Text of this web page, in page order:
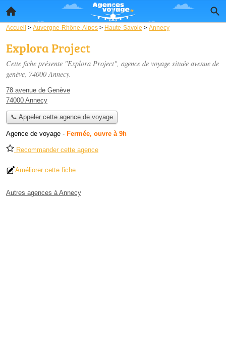
Accueil > Auvergne-Rhône-Alpes > Haute-Savoie > Annecy
Explora Project
Cette fiche présente "Explora Project", agence de voyage située avenue de
genève, 74000 Annecy.
78 avenue de Genève
74000 Annecy
📞 Appeler cette agence de voyage
Agence de voyage - Fermée, ouvre à 9h
Recommander cette agence
Améliorer cette fiche
Autres agences à Annecy